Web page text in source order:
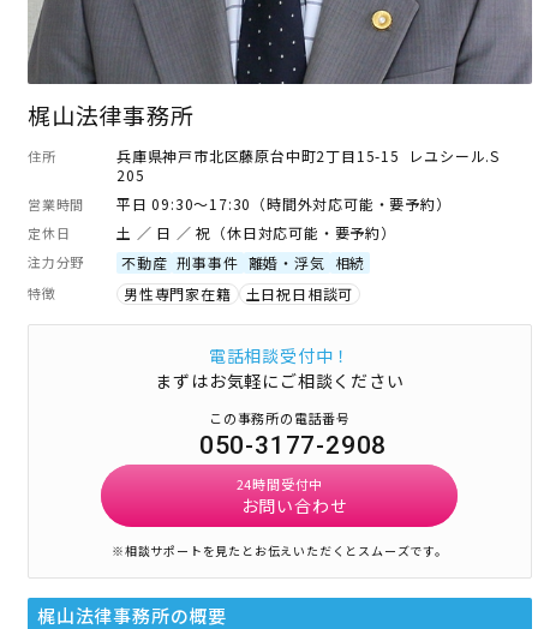
梶山法律事務所
住所
兵庫県神戸市北区藤原台中町2丁目15-15 レユシール.S
205
営業時間 平日 09:30～17:30（時間外対応可能・要予約）
定休日 土 ／ 日 ／ 祝（休日対応可能・要予約）
注力分野 不動産 刑事事件 離婚・浮気 相続
特徴 男性専門家在籍 土日祝日相談可
電話相談受付中！
まずはお気軽にご相談ください
この事務所の電話番号
050-3177-2908
24時間受付中
お問い合わせ
※相談サポートを見たとお伝えいただくとスムーズです。
梶山法律事務所の概要